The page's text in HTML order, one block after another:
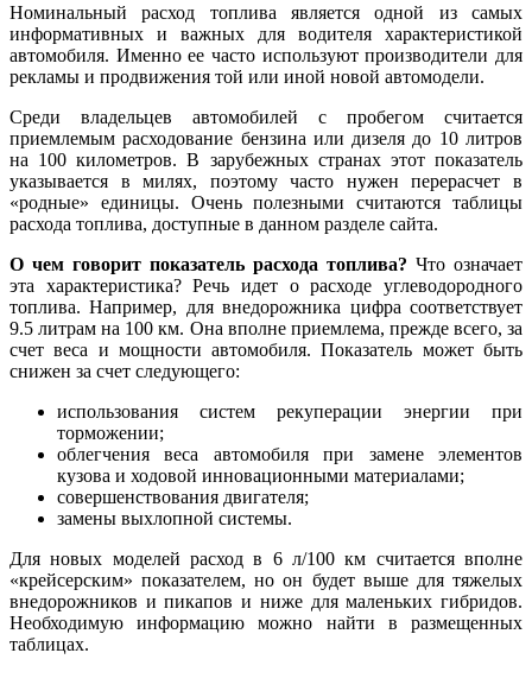
Номинальный расход топлива является одной из самых
информативных и важных для водителя характеристикой
автомобиля. Именно ее часто используют производители для
рекламы и продвижения той или иной новой автомодели.
Среди владельцев автомобилей с пробегом считается
приемлемым расходование бензина или дизеля до 10 литров
на 100 километров. В зарубежных странах этот показатель
указывается в милях, поэтому часто нужен перерасчет в
«родные» единицы. Очень полезными считаются таблицы
расхода топлива, доступные в данном разделе сайта.
О чем говорит показатель расхода топлива? Что означает
эта характеристика? Речь идет о расходе углеводородного
топлива. Например, для внедорожника цифра соответствует
9.5 литрам на 100 км. Она вполне приемлема, прежде всего, за
счет веса и мощности автомобиля. Показатель может быть
снижен за счет следующего:
использования систем рекуперации энергии при
торможении;
облегчения веса автомобиля при замене элементов
кузова и ходовой инновационными материалами;
совершенствования двигателя;
замены выхлопной системы.
Для новых моделей расход в 6 л/100 км считается вполне
«крейсерским» показателем, но он будет выше для тяжелых
внедорожников и пикапов и ниже для маленьких гибридов.
Необходимую информацию можно найти в размещенных
таблицах.